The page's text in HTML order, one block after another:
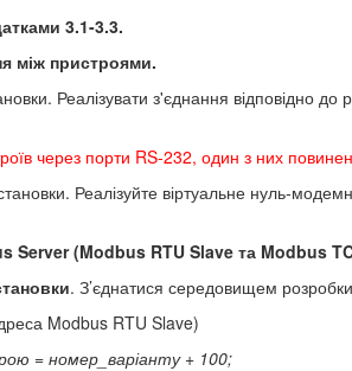
3.1-3.3.
між пристроями.
Реалізувати з'єднання відповідно
через порти RS-232, один з них
Реалізуйте віртуальне нуль-
Server (Modbus RTU Slave та Modbus
. З’єднатися середовищем
Modbus RTU Slave)
= номер_варіанту + 100;